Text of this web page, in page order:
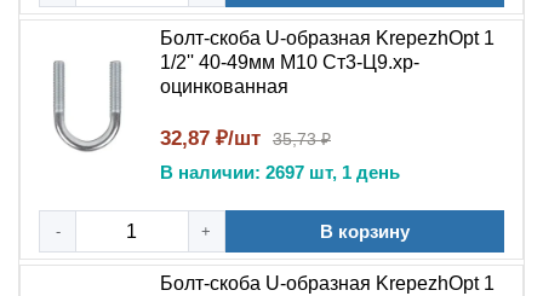
Болт-скоба U-образная KrepezhOpt 1
1/2'' 40-49мм M10 Ст3-Ц9.хр-
оцинкованная
32,87 ₽/шт 35,73 ₽
В наличии: 2697 шт, 1 день
- + В корзину
Болт-скоба U-образная KrepezhOpt 1